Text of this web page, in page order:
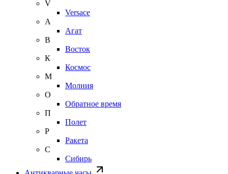
V
Versace
А
Агат
В
Восток
К
Космос
М
Молния
О
Обратное время
П
Полет
Р
Ракета
С
Сибирь